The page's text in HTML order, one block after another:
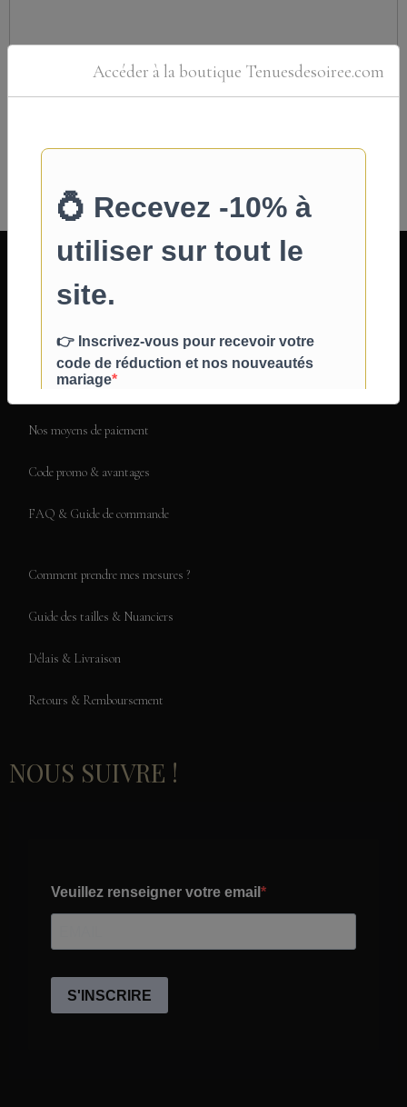
Ajouter
INFOS PRATIQUES
Qui sommes-nous ?
Nos créations
Livre d'or
Nos moyens de paiement
Code promo & avantages
FAQ & Guide de commande
Comment prendre mes mesures ?
Guide des tailles & Nuanciers
Délais & Livraison
Retours & Remboursement
NOUS SUIVRE !
Accéder à la boutique Tenuesdesoiree.com